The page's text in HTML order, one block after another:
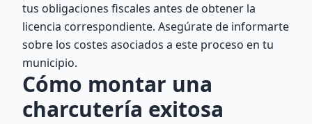
tus obligaciones fiscales antes de obtener la
licencia correspondiente. Asegúrate de informarte
sobre los costes asociados a este proceso en tu
municipio.
Cómo montar una
charcutería exitosa